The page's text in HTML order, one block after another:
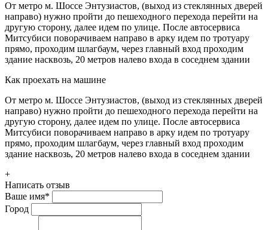
От метро м. Шоссе Энтузиастов, (выход из стеклянных дверей
направо) нужно пройти до пешеходного перехода перейти на
другую сторону, далее идем по улице. После автосервиса
Митсубиси поворачиваем направо в арку идем по тротуару
прямо, проходим шлагбаум, через главный вход проходим
здание насквозь, 20 метров налево входа в соседнем здании
Как проехать на машине
От метро м. Шоссе Энтузиастов, (выход из стеклянных дверей
направо) нужно пройти до пешеходного перехода перейти на
другую сторону, далее идем по улице. После автосервиса
Митсубиси поворачиваем направо в арку идем по тротуару
прямо, проходим шлагбаум, через главный вход проходим
здание насквозь, 20 метров налево входа в соседнем здании
+
Написать отзыв
Ваше имя*
Город